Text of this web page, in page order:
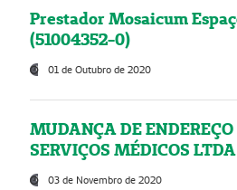
Prestador Mosaicum
(51004352-0)
01 de Outubro de 2020
MUDANÇA DE
SERVIÇOS MÉDICOS
03 de Novembro de 2020